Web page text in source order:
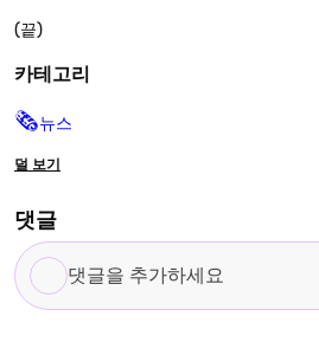
(끝)
카테고리
🗞뉴스
덜 보기
댓글
댓
글